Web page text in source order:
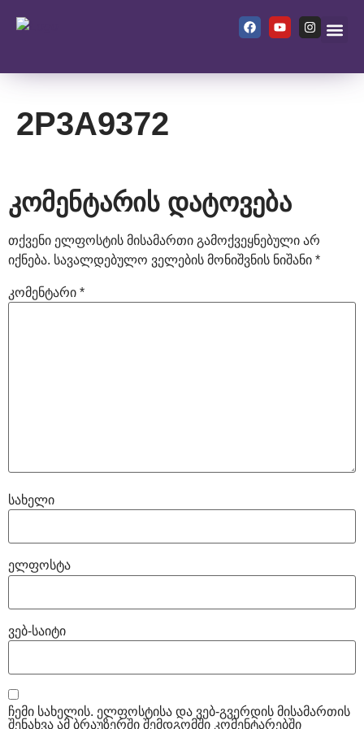
2P3A9372
კომენტარის დატოვება
თქვენი ელფოსტის მისამართი გამოქვეყნებული არ
იქნება. სავალდებულო ველების მონიშვნის ნიშანი *
კომენტარი *
სახელი
ელფოსტა
ვებ-საიტი
ჩემი სახელის. ელფოსტისა და ვებ-გვერდის მისამართის
შენახვა ამ ბრაუზერში შემდგომში კომენტარებში